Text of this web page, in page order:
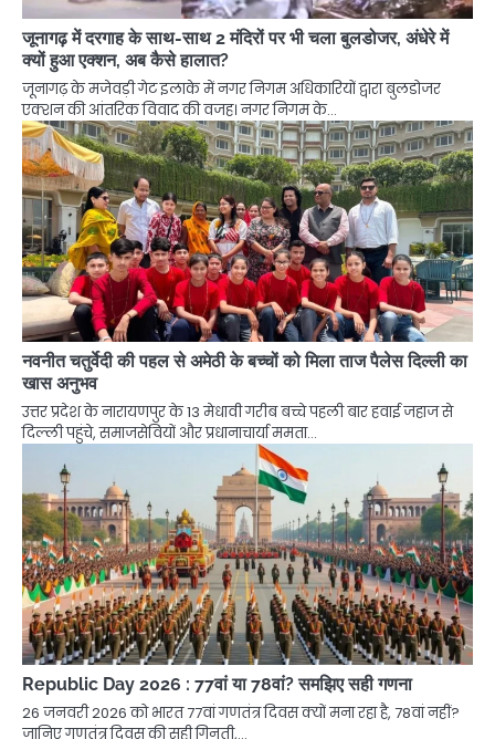
जूनागढ़ में दरगाह के साथ-साथ 2 मंदिरों पर भी चला बुलडोजर, अंधेरे में
क्यों हुआ एक्शन, अब कैसे हालात?
जूनागढ़ के मजेवड़ी गेट इलाके में नगर निगम अधिकारियों द्वारा बुलडोजर
एक्शन की आंतरिक विवाद की वजह। नगर निगम के…
नवनीत चतुर्वेदी की पहल से अमेठी के बच्चों को मिला ताज पैलेस दिल्ली का
खास अनुभव
उत्तर प्रदेश के नारायणपुर के 13 मेधावी गरीब बच्चे पहली बार हवाई जहाज से
दिल्ली पहुंचे, समाजसेवियों और प्रधानाचार्या ममता…
Republic Day 2026 : 77वां या 78वां? समझिए सही गणना
26 जनवरी 2026 को भारत 77वां गणतंत्र दिवस क्यों मना रहा है, 78वां नहीं?
जानिए गणतंत्र दिवस की सही गिनती,…